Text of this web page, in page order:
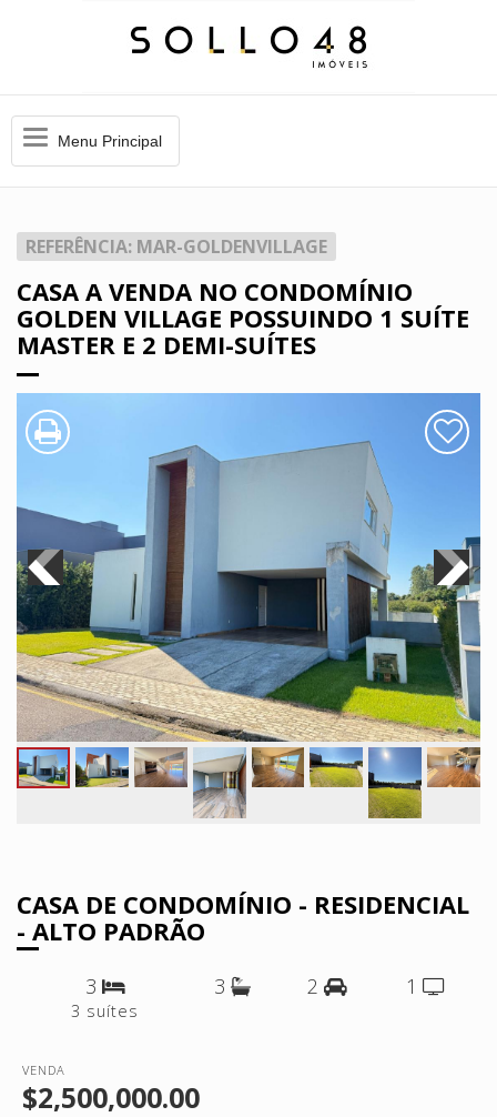
MenuMenu Principal
REFERÊNCIA: MAR-GOLDENVILLAGE
CASA A VENDA NO CONDOMÍNIO
GOLDEN VILLAGE POSSUINDO 1 SUÍTE
MASTER E 2 DEMI-SUÍTES
CASA DE CONDOMÍNIO - RESIDENCIAL
- ALTO PADRÃO
3
3 suítes
3 2 1
VENDA
$2,500,000.00